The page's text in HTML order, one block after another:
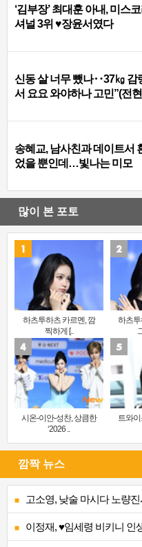
‘김부장’ 최대훈 아내, 미스
셔널 3위 ♥장윤서였다
신동 살 너무 뺐나‥37㎏ 감
서 요요 와야하나 고민”(전
송혜교, 남사친과 데이트서
었을 뿐인데…빛나는 미모
많이 본 포토
하츠투하츠 카르멘, 깜
찍하게 [..
하츠투
시온-이안-성찬, 상큼한
‘2026 ..
트와
깜짝 뉴스
고소영, 낮술 마시다 노량진
이정재, ♥임세령 비키니